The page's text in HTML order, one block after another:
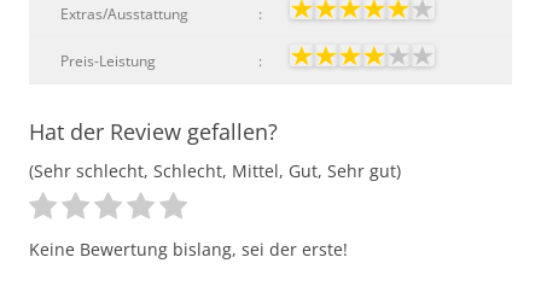
Extras/Ausstattung :
Preis-Leistung :
Hat der Review gefallen?
(Sehr schlecht, Schlecht, Mittel, Gut, Sehr gut)
Keine Bewertung bislang, sei der erste!